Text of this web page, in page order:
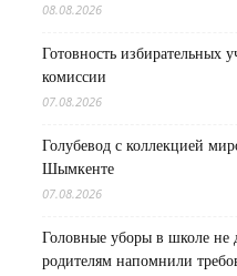
08.08.2026
Готовность избирательных
комиссии
07.08.2026
Голубевод с коллекцией
Шымкенте
07.08.2026
Головные уборы в школе не
родителям напомнили